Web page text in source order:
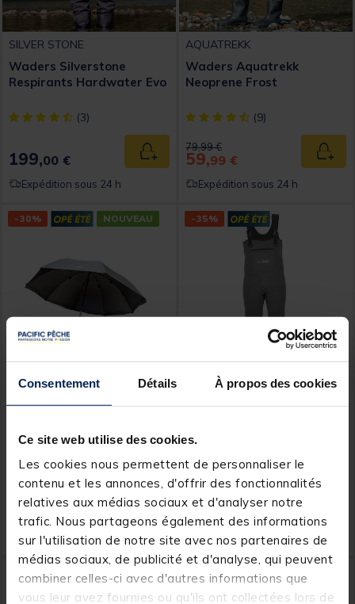
Consentement Détails À propos des cookies
Ce site web utilise des cookies.
Les cookies nous permettent de personnaliser le
contenu et les annonces, d'offrir des fonctionnalités
relatives aux médias sociaux et d'analyser notre
trafic. Nous partageons également des informations
sur l'utilisation de notre site avec nos partenaires de
médias sociaux, de publicité et d'analyse, qui peuvent
combiner celles-ci avec d'autres informations que
vous leur avez fournies ou qu'ils ont collectées lors de
SILVER STONE
Waders Silverstone
Respirants Hardwater Evo
[object Object] out of 5 Customer Rating
(3)
199,00 € Ajouter au panier
Expédition sous 24 h
AQUATREKK
Waders Aquatrekk
Neoprene Frost
[object Object] out of 5
(9)
Price reduced from
79,99 €to
59,99 €
Expédition sous 24 h
-30% NOUVEAU
250
[object Object] out of 5 Customer Rating
(4)
Price reduced from
49,99 €to
34, 99 € Ajouter au panier
Expédition sous 24 h
-35%
Aquatrekk (avec
intégrées)
[object Object] out of 5
(16)
Price reduced from
99,99 €to
64, 99 €
Expédition sous 24 h
-30%